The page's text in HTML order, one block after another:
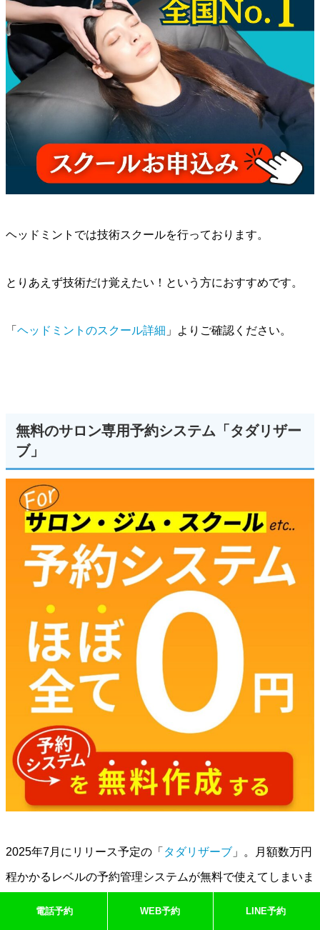
ヘッドミントでは技術スクールを行っております。
とりあえず技術だけ覚えたい！という方におすすめです。
「 ヘッドミントのスクール詳細 」よりご確認ください。
無料のサロン専用予約システム「タダリザー
ブ」
2025年7月にリリース予定の「 タダリザーブ 」。月額数万円
程かかるレベルの予約管理システムが無料で使えてしまいま
電話予約 WEB予約 LINE予約